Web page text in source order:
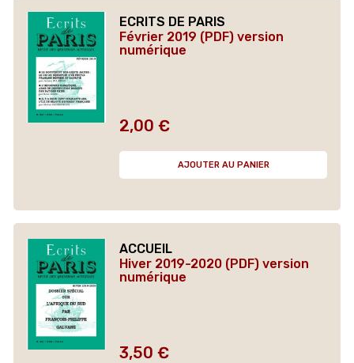
ECRITS DE PARIS
Février 2019 (PDF) version
numérique
Prix
2,00 €
AJOUTER AU PANIER
ACCUEIL
Hiver 2019-2020 (PDF) version
numérique
Prix
3,50 €